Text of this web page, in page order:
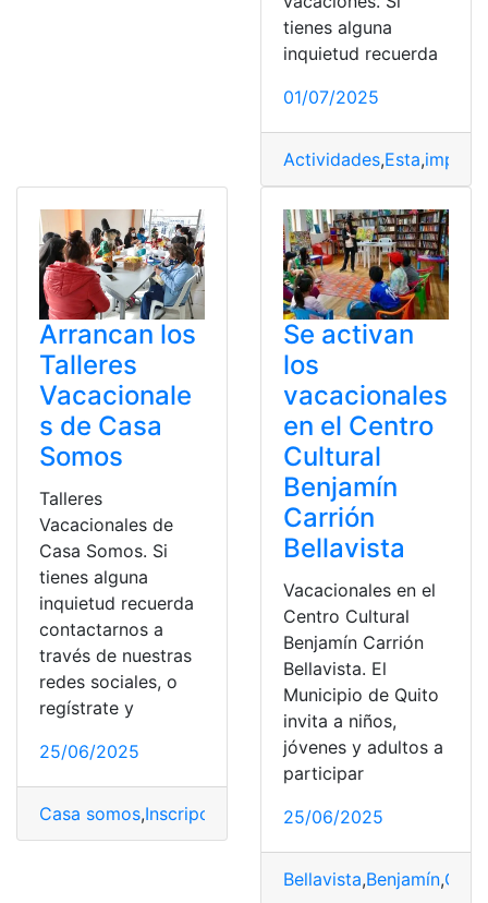
tienes alguna
inquietud recuerda
01/07/2025
Actividades,Esta,
Arrancan los
Talleres
Vacacionale
s de Casa
Somos
Talleres
Vacacionales de
Casa Somos. Si
tienes alguna
inquietud recuerda
contactarnos a
través de nuestras
redes sociales, o
regístrate y
25/06/2025
Casa somos,Inscripciones Julio,Quito,Talleres
Se activan
los
vacacionales
en el Centro
Cultural
Benjamín
Carrión
Bellavista
Vacacionales en el
Centro Cultural
Benjamín Carrión
Bellavista. El
Municipio de Quito
invita a niños,
jóvenes y adultos a
participar
25/06/2025
Bellavista,Benjamín,